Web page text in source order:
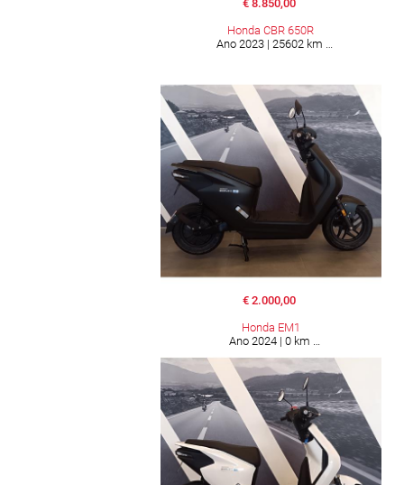
€ 8.850,00
Honda CBR 650R
Ano 2023 | 25602 km
€ 2.000,00
Honda EM1
Ano 2024 | 0 km